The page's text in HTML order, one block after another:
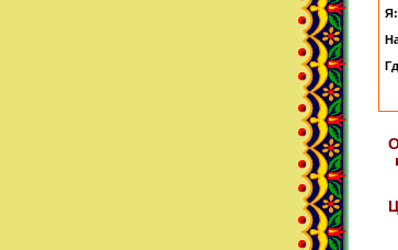
Я: